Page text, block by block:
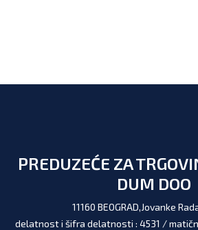
PREDUZEĆE ZA
DUM DOO
11160 BEOGRAD,Jovanke
delatnost i šifra delatnosti : 4531 / matični